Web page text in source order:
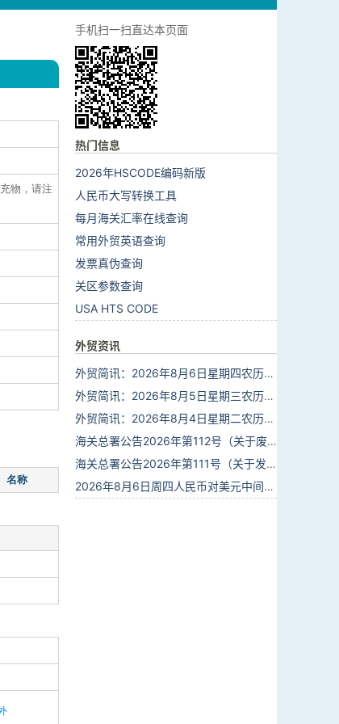
物，请注
名称
手机扫一扫直达本页面
热门信息
2026年HSCODE编码新版
人民币大写转换工具
每月海关汇率在线查询
常用外贸英语查询
发票真伪查询
关区参数查询
USA HTS CODE
外贸资讯
外贸简讯：2026年8月6日星期四农历六月廿四
外贸简讯：2026年8月5日星期三农历六月廿三
外贸简讯：2026年8月4日星期二农历六月廿二
海关总署公告2026年第112号（关于废止部分卫生检疫类规范性文件的公告）
海关总署公告2026年第111号（关于发布《进出境动植物检疫处理监督管理工作规定》《进出境卫生处理监督管理工作规定》的公告）
2026年8月6日周四人民币对美元中间价报6.7895调贬6个基点